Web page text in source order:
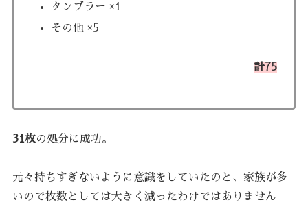
タンブラー ×1
その他 ×5
計75
31枚の処分に成功。
元々持ちすぎないように意識をしていたのと、家族が多
いので枚数としては大きく減ったわけではありません